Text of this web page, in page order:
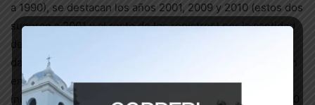
a 1990), se destacan los años 2001, 2009 y 2010 (estos dos
superan a 2001 y al resto de los registros) por la cantidad
de casos conocidos. No puede dejar de relacionarse ese
dato con la necesidad gubernamental de mayor represión
en épocas de crisis, lo que explica también los altos
índices de 2016, a pesar de que sólo abarca 10 meses y 10